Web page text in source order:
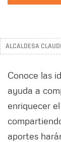
ALCALDESA
Conoce las
ayuda a
enriquecer
aportes